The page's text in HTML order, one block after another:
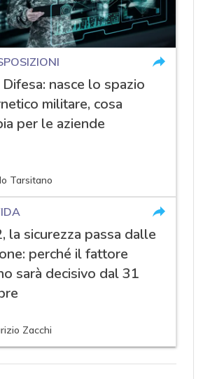
nasce lo spazio
militare, cosa
per le aziende
Tarsitano
la sicurezza passa dalle
perché il fattore
sarà decisivo dal 31
Zacchi